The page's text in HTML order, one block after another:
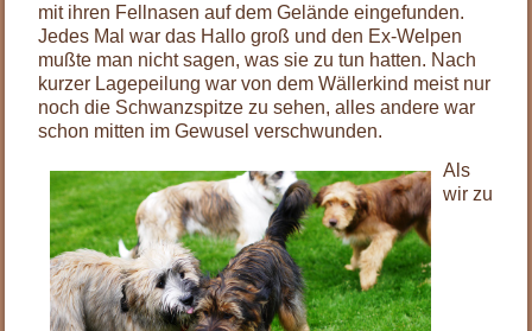
mit ihren Fellnasen auf dem Gelände eingefunden.
Jedes Mal war das Hallo groß und den Ex-Welpen
mußte man nicht sagen, was sie zu tun hatten. Nach
kurzer Lagepeilung war von dem Wällerkind meist nur
noch die Schwanzspitze zu sehen, alles andere war
schon mitten im Gewusel verschwunden.
Als
wir zu